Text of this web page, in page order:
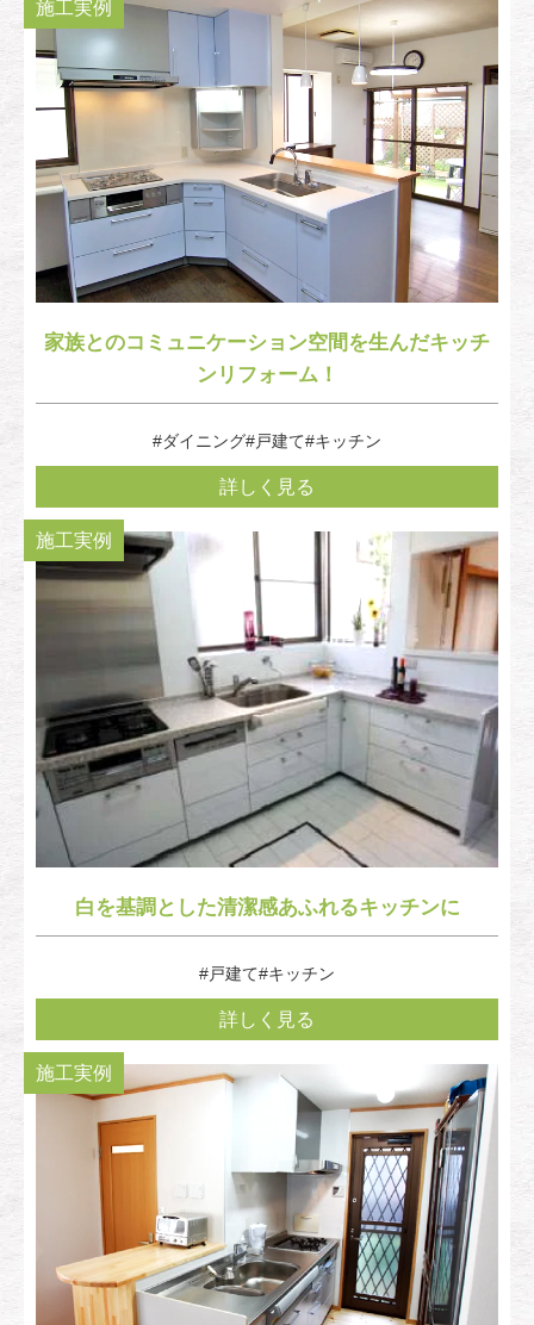
施工実例
家族とのコミュニケーション空間を生んだキッチ
ンリフォーム！
#ダイニング#戸建て#キッチン
詳しく見る
施工実例
白を基調とした清潔感あふれるキッチンに
#戸建て#キッチン
詳しく見る
施工実例